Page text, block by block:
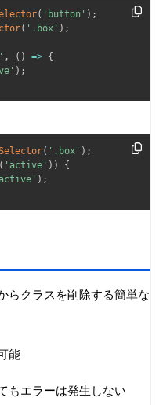
( 'button' ) ;
( '.box' ) ;
, ( ) => {
) ;
( '.box' ) ;
( 'active' ) )
{
) ;
らクラスを削除する簡単な
能
もエラーは発生しない